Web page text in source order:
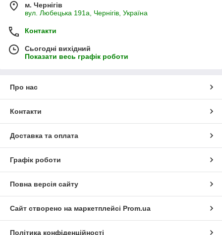
м. Чернігів
вул. Любецька 191а, Чернігів, Україна
Контакти
Сьогодні вихідний
Показати весь графік роботи
Про нас
Контакти
Доставка та оплата
Графік роботи
Повна версія сайту
Сайт створено на маркетплейсі Prom.ua
Політика конфіденційності